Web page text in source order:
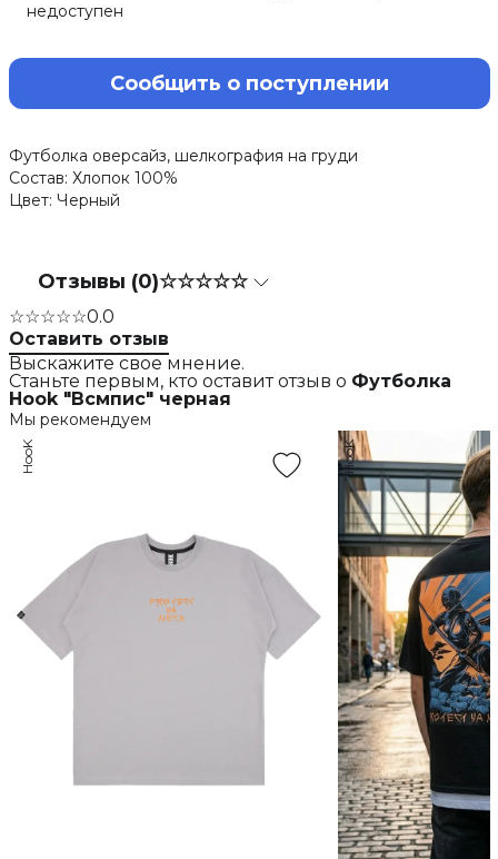
недоступен
Сообщить о поступлении
Футболка оверсайз, шелкография на груди
Состав: Хлопок 100%
Цвет: Черный
Отзывы (0)☆☆☆☆☆
☆☆☆☆☆0.0
Оставить отзыв
Выскажите свое мнение.
Станьте первым, кто оставит отзыв о Футболка
Hook "Всмпис" черная
Мы рекомендуем
HooK HooK